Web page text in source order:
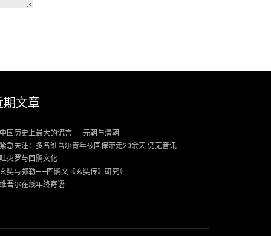
期文章
中国历史上最大的谎言——元朝与清朝
紧急关注：多名维吾尔青年被国保带走20余天 仍无音讯
吐火罗与回鹘文化
玄奘与弥勒——回鹘文《玄奘传》研究》
维吾尔在线年终寄语